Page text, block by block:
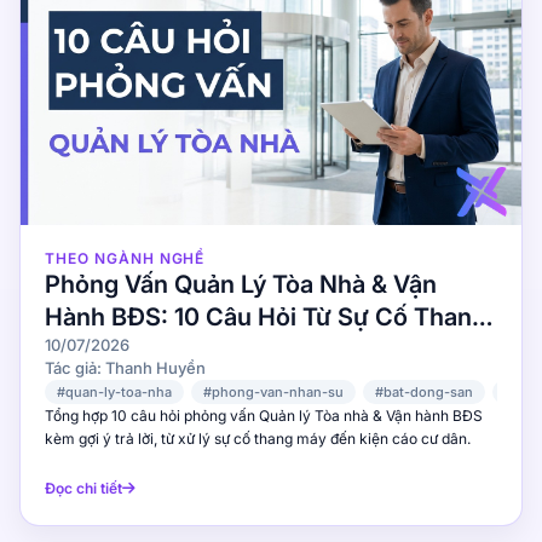
cơ khí, hãy luyện tập trả lời những câu hỏi trên với một người bạn
hoặc record lại để tự nghe lại. Cách bạn structure câu trả lời — có
dữ liệu, có ví dụ, có tư duy — quan trọng hơn nhiều so với việc bạn
có thuộc lý thuyết hay không. 👉 Bắt đầu luyện tập phỏng vấn
ngay tại X Interview — nhận phản hồi AI tức thời và cải thiện điểm
yếu trước buổi phỏng vấn thật Tài Liệu Tham Khảo Top 20
Manufacturing Interview Questions — Career Guru99 Production
Engineer Interview Questions: OEE & Lean — GaugeHow Interview
Questions for Manufacturing Engineers — Indeed 50 Lean
Manufacturing Specialist Interview Questions — DigitalDefynd
THEO NGÀNH NGHỀ
Phỏng Vấn Quản Lý Tòa Nhà & Vận
Hành BĐS: 10 Câu Hỏi Từ Sự Cố Thang
Máy Đến Kiện Cáo Cư Dân
Tác giả: Thanh Huyền
10/07/2026
#quan-ly-toa-nha #phong-van-nhan-su #bat-dong-san
Tổng hợp 10 câu hỏi phỏng vấn Quản lý Tòa nhà & Vận hành BĐS
kèm gợi ý trả lời, từ xử lý sự cố thang máy đến kiện cáo cư dân.
Đọc chi tiết